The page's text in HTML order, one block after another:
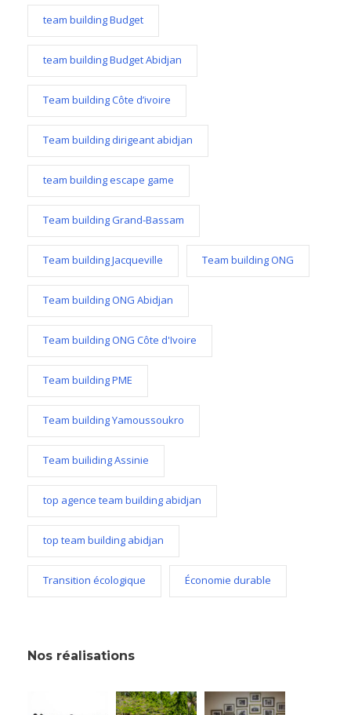
team building Budget
team building Budget Abidjan
Team building Côte d’ivoire
Team building dirigeant abidjan
team building escape game
Team building Grand-Bassam
Team building Jacqueville Team building ONG
Team building ONG Abidjan
Team building ONG Côte d'Ivoire
Team building PME
Team building Yamoussoukro
Team builiding Assinie
top agence team building abidjan
top team building abidjan
Transition écologique Économie durable
Nos réalisations